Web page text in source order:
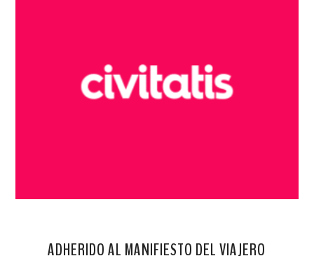
ADHERIDO AL MANIFIESTO DEL VIAJERO